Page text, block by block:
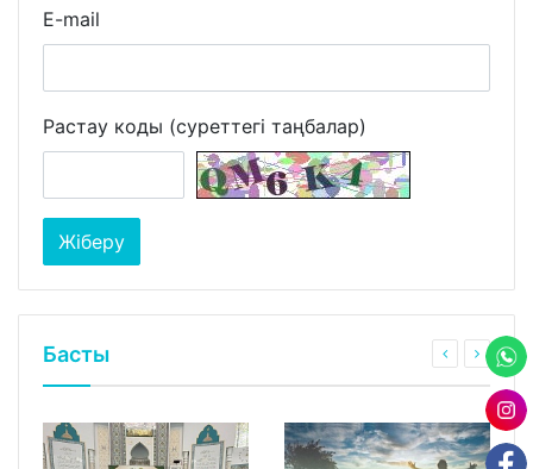
E-mail
Растау коды (суреттегі таңбалар)
Басты